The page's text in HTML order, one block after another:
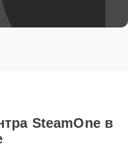
SteamOne в